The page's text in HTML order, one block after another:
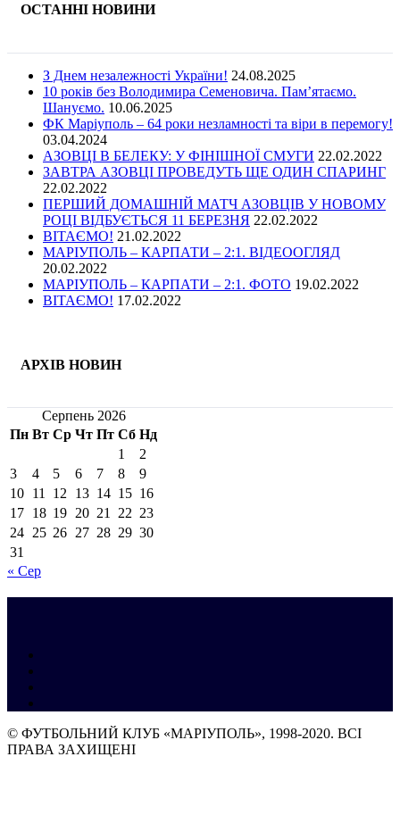
ОСТАННІ НОВИНИ
З Днем незалежності України! 24.08.2025
10 років без Володимира Семеновича. Пам’ятаємо.
Шануємо. 10.06.2025
ФК Маріуполь – 64 роки незламності та віри в перемогу!
03.04.2024
АЗОВЦІ В БЕЛЕКУ: У ФІНІШНОЇ СМУГИ 22.02.2022
ЗАВТРА АЗОВЦІ ПРОВЕДУТЬ ЩЕ ОДИН СПАРИНГ
22.02.2022
ПЕРШИЙ ДОМАШНІЙ МАТЧ АЗОВЦІВ У НОВОМУ
РОЦІ ВІДБУЄТЬСЯ 11 БЕРЕЗНЯ 22.02.2022
ВІТАЄМО! 21.02.2022
МАРІУПОЛЬ – КАРПАТИ – 2:1. ВІДЕООГЛЯД
20.02.2022
МАРІУПОЛЬ – КАРПАТИ – 2:1. ФОТО 19.02.2022
ВІТАЄМО! 17.02.2022
АРХІВ НОВИН
Серпень 2026
Пн Вт Ср Чт Пт Сб Нд
1
2
3
4 5 6 7 8
9
10 11 12 13 14 15 16
17 18 19 20 21 22 23
24 25 26 27 28 29 30
31
« Сер
© ФУТБОЛЬНИЙ КЛУБ «МАРІУПОЛЬ», 1998-2020. ВСІ
ПРАВА ЗАХИЩЕНІ